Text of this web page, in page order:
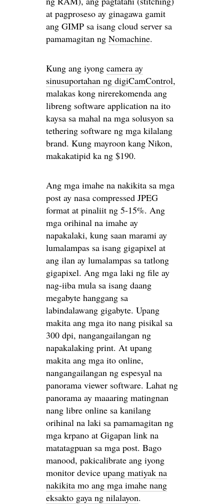
at pagproseso ay ginagawa gamit
ang GIMP sa isang cloud server sa
pamamagitan ng Nomachine.
Kung ang iyong camera ay
sinusuportahan ng digiCamControl,
malakas kong nirerekomenda ang
libreng software application na ito
kaysa sa mahal na mga solusyon sa
tethering software ng mga kilalang
brand. Kung mayroon kang Nikon,
makakatipid ka ng $190.
Ang mga imahe na nakikita sa mga
post ay nasa compressed JPEG
format at pinaliit ng 5-15%. Ang
mga orihinal na imahe ay
napakalaki, kung saan marami ay
lumalampas sa isang gigapixel at
ang ilan ay lumalampas sa tatlong
gigapixel. Ang mga laki ng file ay
nag-iiba mula sa isang daang
megabyte hanggang sa
labindalawang gigabyte. Upang
makita ang mga ito nang pisikal sa
300 dpi, nangangailangan ng
napakalaking print. At upang
makita ang mga ito online,
nangangailangan ng espesyal na
panorama viewer software. Lahat ng
panorama ay maaaring matingnan
nang libre online sa kanilang
orihinal na laki sa pamamagitan ng
mga krpano at Gigapan link na
matatagpuan sa mga post. Bago
manood, pakicalibrate ang iyong
monitor device upang matiyak na
nakikita mo ang mga imahe nang
eksakto gaya ng nilalayon.